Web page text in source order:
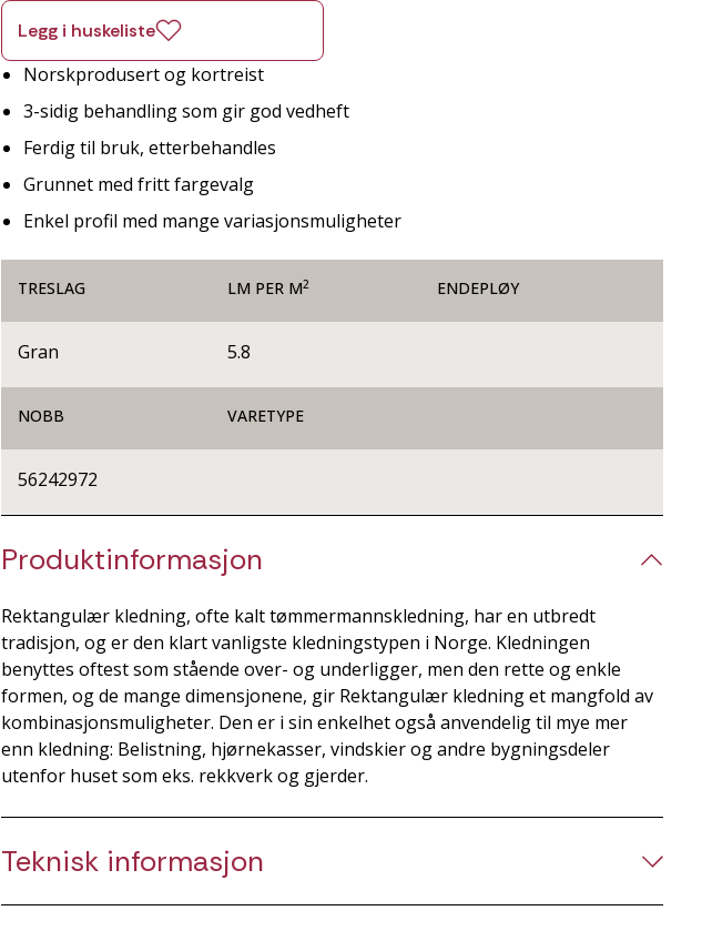
Legg i huskeliste
Norskprodusert og kortreist
3-sidig behandling som gir god vedheft
Ferdig til bruk, etterbehandles
Grunnet med fritt fargevalg
Enkel profil med mange variasjonsmuligheter
TRESLAG LM PER M2 ENDEPLØY
Gran 5.8
NOBB VARETYPE
56242972
Produktinformasjon
Rektangulær kledning, ofte kalt tømmermannskledning, har en utbredt
tradisjon, og er den klart vanligste kledningstypen i Norge. Kledningen
benyttes oftest som stående over- og underligger, men den rette og enkle
formen, og de mange dimensjonene, gir Rektangulær kledning et mangfold av
kombinasjonsmuligheter. Den er i sin enkelhet også anvendelig til mye mer
enn kledning: Belistning, hjørnekasser, vindskier og andre bygningsdeler
utenfor huset som eks. rekkverk og gjerder.
Teknisk informasjon